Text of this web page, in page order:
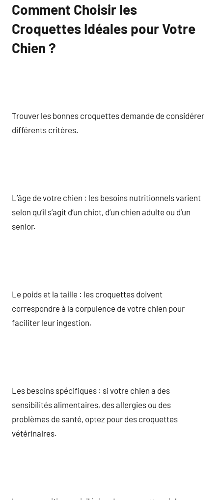
Comment Choisir les
Croquettes Idéales pour Votre
Chien ?
Trouver les bonnes croquettes demande de considérer
différents critères.
L’âge de votre chien : les besoins nutritionnels varient
selon qu’il s’agit d’un chiot, d’un chien adulte ou d’un
senior.
Le poids et la taille : les croquettes doivent
correspondre à la corpulence de votre chien pour
faciliter leur ingestion.
Les besoins spécifiques : si votre chien a des
sensibilités alimentaires, des allergies ou des
problèmes de santé, optez pour des croquettes
vétérinaires.